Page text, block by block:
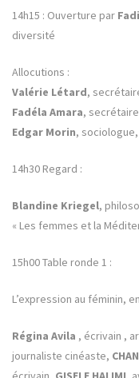
14h15 : Ouverture par
diversité
Allocutions :
Valérie Létard,
Fadéla Amara,
Edgar Morin,
14h30 Regard :
Blandine Kriegel,
« Les femmes et la
15h00 Table ronde 1 :
L’expression au féminin,
Régina Avila , écrivain ,
journaliste cinéaste,